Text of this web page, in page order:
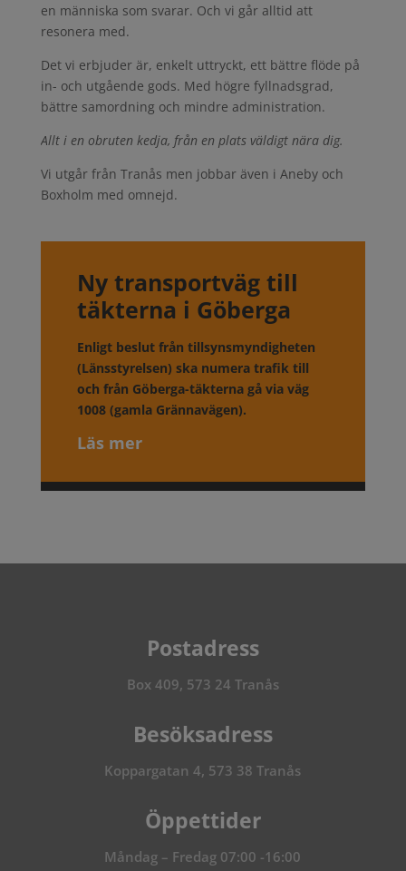
en människa som svarar. Och vi går alltid att
resonera med.
Det vi erbjuder är, enkelt uttryckt, ett bättre flöde på
in- och utgående gods. Med högre fyllnadsgrad,
bättre samordning och mindre administration.
Allt i en obruten kedja, från en plats väldigt nära dig.
Vi utgår från Tranås men jobbar även i Aneby och
Boxholm med omnejd.
Ny transportväg till
täkterna i Göberga
Enligt beslut från tillsynsmyndigheten
(Länsstyrelsen) ska numera trafik till
och från Göberga-täkterna gå via väg
1008 (gamla Grännavägen).
Läs mer
Postadress
Box 409, 573 24 Tranås
Besöksadress
Koppargatan 4, 573 38 Tranås
Öppettider
Måndag – Fredag 07:00 -16:00